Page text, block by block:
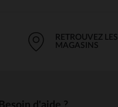
RETROUVEZ LES
MAGASINS